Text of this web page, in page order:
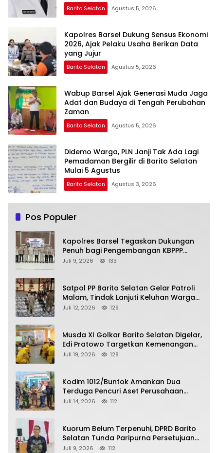
Barito Selatan Agustus 5, 2026
Kapolres Barsel Dukung Sensus Ekonomi
2026, Ajak Pelaku Usaha Berikan Data
yang Jujur
Barito Selatan Agustus 5, 2026
Wabup Barsel Ajak Generasi Muda Jaga
Adat dan Budaya di Tengah Perubahan
Zaman
Barito Selatan Agustus 5, 2026
Didemo Warga, PLN Janji Tak Ada Lagi
Pemadaman Bergilir di Barito Selatan
Mulai 5 Agustus
Barito Selatan Agustus 3, 2026
Pos Populer
Kapolres Barsel Tegaskan Dukungan
Penuh bagi Pengembangan KBPPP
Kalimantan Tengah
Juli 9, 2026 133
Satpol PP Barito Selatan Gelar Patroli
Malam, Tindak Lanjuti Keluhan Warga
soal Balap Liar dan Remaja Nongkrong
Juli 12, 2026 129
Musda XI Golkar Barito Selatan Digelar,
Edi Pratowo Targetkan Kemenangan
Partai pada Pemilu Mendatang
Juli 19, 2026 128
Kodim 1012/Buntok Amankan Dua
Terduga Pencuri Aset Perusahaan
Sitaan Satgas PKH, Satu Paket Diduga
Juli 14, 2026 112
Kuorum Belum Terpenuhi, DPRD Barito
Selatan Tunda Paripurna Persetujuan
Raperda Pertanggungjawaban APBD
Juli 9, 2026 112